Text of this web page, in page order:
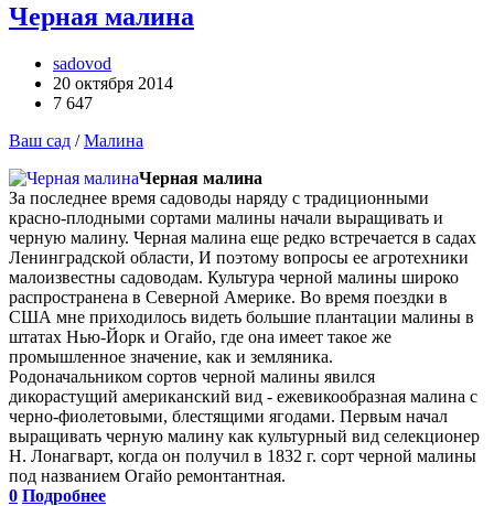
Черная малина
sadovod
20 октября 2014
7 647
Ваш сад /Малина
Черная малина
За последнее время садоводы наряду с традиционными
красно-плодными сортами малины начали выращивать и
черную малину. Черная малина еще редко встречается в садах
Ленинградской области, И поэтому вопросы ее агротехники
малоизвестны садоводам. Культура черной малины широко
распространена в Северной Америке. Во время поездки в
США мне приходилось видеть большие плантации малины в
штатах Нью-Йорк и Огайо, где она имеет такое же
промышленное значение, как и земляника.
Родоначальником сортов черной малины явился
дикорастущий американский вид - ежевикообразная малина с
черно-фиолетовыми, блестящими ягодами. Первым начал
выращивать черную малину как культурный вид селекционер
Н. Лонагварт, когда он получил в 1832 г. сорт черной малины
под названием Огайо ремонтантная.
0 Подробнее